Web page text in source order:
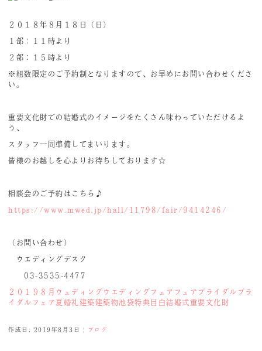
２０１８年８月１８日（日）
１部：１１時より
２部：１５時より
※組数限定のご予約制となりますので、お早めにお問い合わせくださ
い。
重要文化財での結婚式のイメージをたくさん味わっていただけるよ
う、
スタッフ一同準備してまいります。
皆様のお越しを心よりお待ちしております☆
相談会のご予約はこちら♪
https://www.mwed.jp/hall/11798/fair/9414246/
（お問い合わせ）
ウエディングデスク
03-3535-4477
２０１９ ８月 ウェディングウエディングフェア フェア ブライダル ブラ
イダルフェア夏婚礼建築建築物池袋特典目白結婚式重要文化財
作成日: 2019年8月3日 | ブログ